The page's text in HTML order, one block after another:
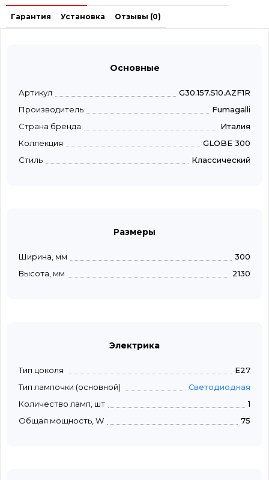
Гарантия Установка Отзывы (0)
Основные
Артикул
G30.157.S10.AZF1R
Производитель
Fumagalli
Страна бренда
Италия
Коллекция
GLOBE 300
Стиль
Классический
Размеры
Ширина, мм
300
Высота, мм
2130
Электрика
Тип цоколя
E27
Тип лампочки (основной)
Светодиодная
Количество ламп, шт
1
Общая мощность, W
75